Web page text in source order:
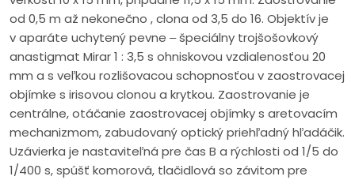
od 0,5 m až nekonečno , clona od 3,5 do 16. Objektív je
v aparáte uchytený pevne ‒ špeciálny trojšošovkový
anastigmat Mirar 1 : 3,5 s ohniskovou vzdialenosťou 20
mm a s veľkou rozlišovacou schopnosťou v zaostrovacej
objímke s irisovou clonou a krytkou. Zaostrovanie je
centrálne, otáčanie zaostrovacej objímky s aretovacím
mechanizmom, zabudovaný optický priehľadný hľadáčik.
Uzávierka je nastaviteľná pre čas B a rýchlosti od 1/5 do
1/400 s, spúšť komorová, tlačidlová so závitom pre